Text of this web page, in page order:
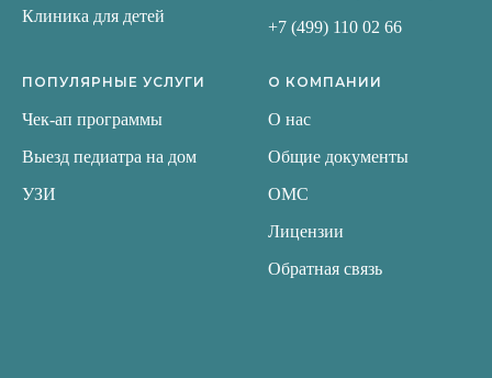
Клиника для детей
+7 (499) 110 02 66
ПОПУЛЯРНЫЕ УСЛУГИ
Чек-ап программы
Выезд педиатра на дом
УЗИ
О КОМПАНИИ
О нас
Общие документы
ОМС
Лицензии
Обратная связь